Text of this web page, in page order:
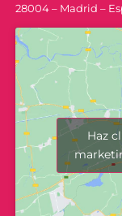
28004 – Madrid –
Haz